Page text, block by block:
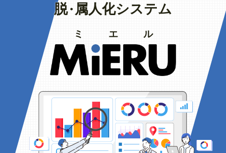
脱・属人化システム
ミエル